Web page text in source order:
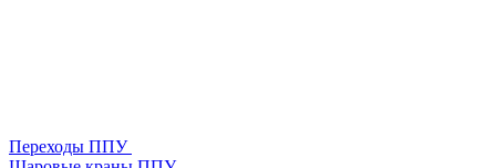
Переходы ППУ